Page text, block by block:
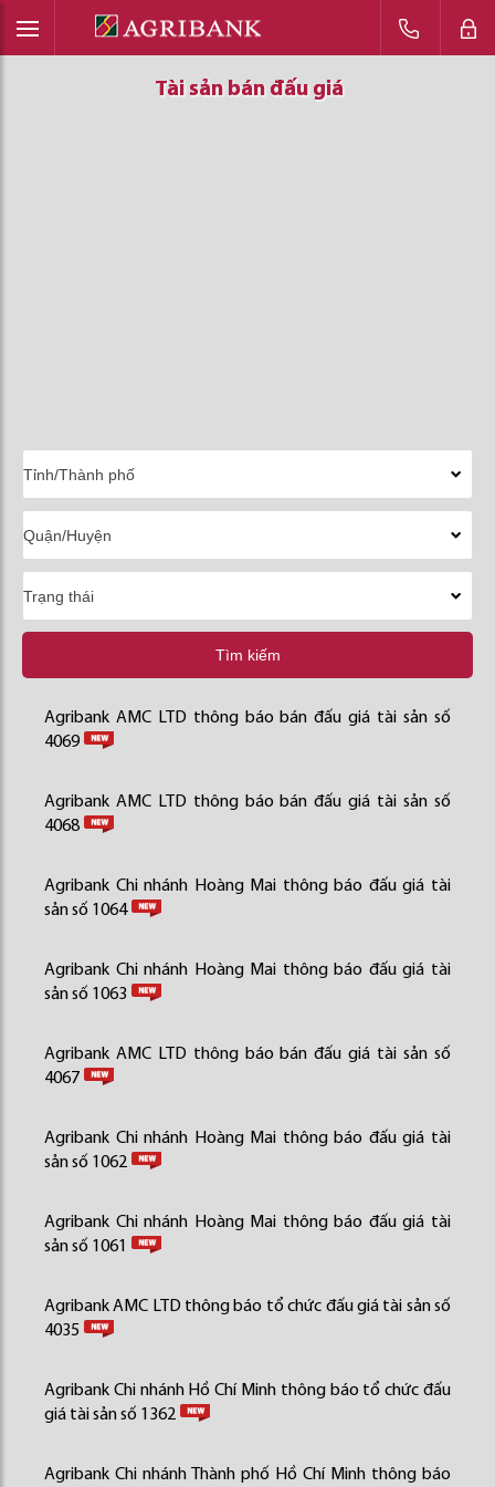
Tài sản bán đấu giá
Tài sản bán đấu giá
Tài sản bán đấu giá
Tìm kiếm
Agribank AMC LTD thông báo bán đấu giá tài sản số
4069
Agribank AMC LTD thông báo bán đấu giá tài sản số
4068
Agribank Chi nhánh Hoàng Mai thông báo đấu giá tài
sản số 1064
Agribank Chi nhánh Hoàng Mai thông báo đấu giá tài
sản số 1063
Agribank AMC LTD thông báo bán đấu giá tài sản số
4067
Agribank Chi nhánh Hoàng Mai thông báo đấu giá tài
sản số 1062
Agribank Chi nhánh Hoàng Mai thông báo đấu giá tài
sản số 1061
Agribank AMC LTD thông báo tổ chức đấu giá tài sản số
4035
Agribank Chi nhánh Hồ Chí Minh thông báo tổ chức đấu
giá tài sản số 1362
Agribank Chi nhánh Thành phố Hồ Chí Minh thông báo